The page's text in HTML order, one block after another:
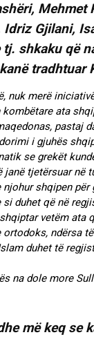
Mehmet
Idriz Gjilani,
shkaku që
tradhtuar
nuk merë
kombëtare ata
pastaj
i gjuhës
se grekët
janë tjetërsuar në
shqipen për
duhet që në
vetëm ata
ndërsa
duhet të
na dole more
më keq se